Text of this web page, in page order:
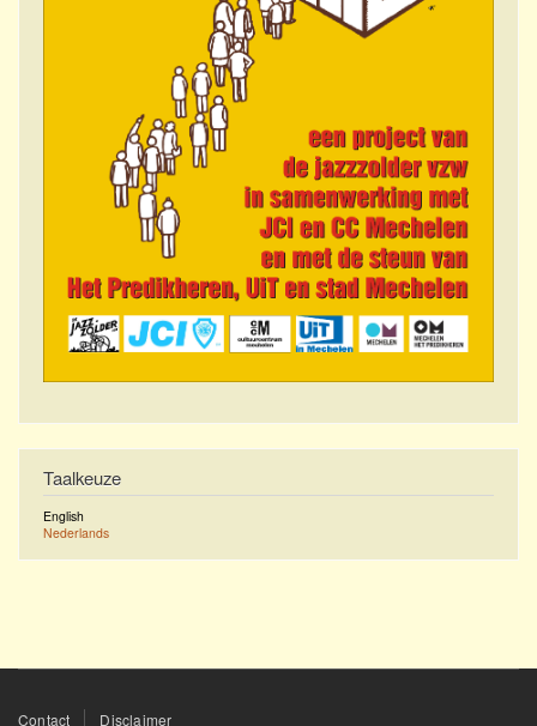
Taalkeuze
English
Nederlands
Footer
Contact Disclaimer